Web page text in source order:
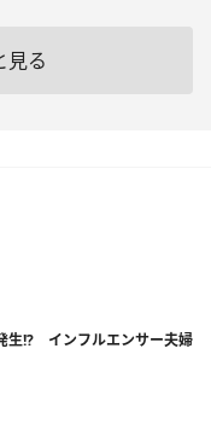
見る
生!? インフルエンサー夫婦